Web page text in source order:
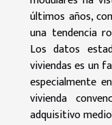
últimos años,
una tendencia
Los datos
viviendas es un
especialmente
vivienda
adquisitivo